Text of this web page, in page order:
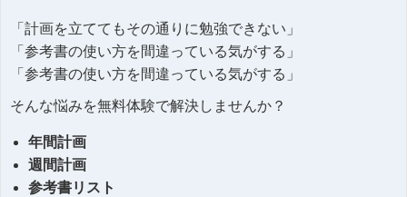
「計画を立ててもその通りに勉強できない」
「参考書の使い方を間違っている気がする」
「参考書の使い方を間違っている気がする」
そんな悩みを無料体験で解決しませんか？
年間計画
週間計画
参考書リスト